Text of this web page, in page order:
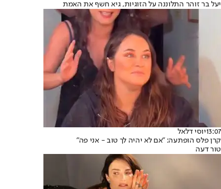
יעל בר זוהר התלוננה על הזוגיות, גיא חשף את האמת
13:07יוסי דלאל
קרן פלס הופתעה: "אם לא יהיה לך טוב - אני פה"
טור דעה